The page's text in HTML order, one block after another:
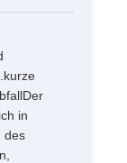
in
des